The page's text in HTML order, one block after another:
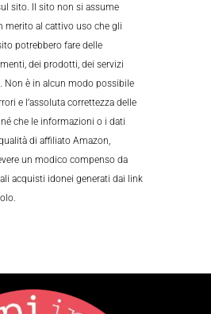
sito. Il sito non si assume
merito al cattivo uso che gli
potrebbero fare delle
dei prodotti, dei servizi
Non è in alcun modo possibile
e l’assoluta correttezza delle
che le informazioni o i dati
di affiliato Amazon,
un modico compenso da
acquisti idonei generati dai link